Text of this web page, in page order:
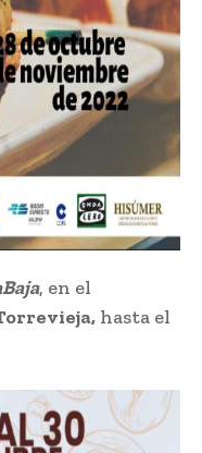
, en el
hasta el